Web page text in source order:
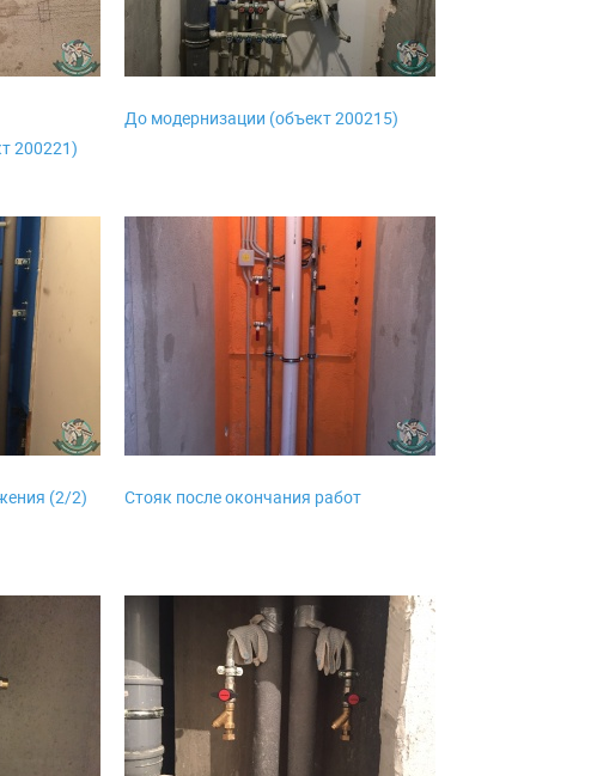
200221)
До модернизации (объект 200215)
(2/2) Стояк после окончания работ